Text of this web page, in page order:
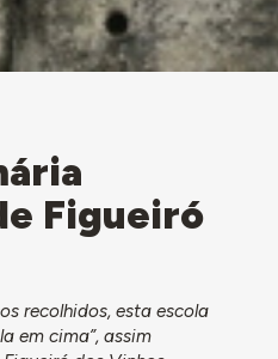
Figueiró
recolhidos, esta escola
em cima”, assim